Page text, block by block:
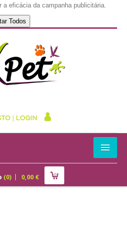
a eficácia da campanha publicitária.
Todos
LOGIN
(0) 0,00€